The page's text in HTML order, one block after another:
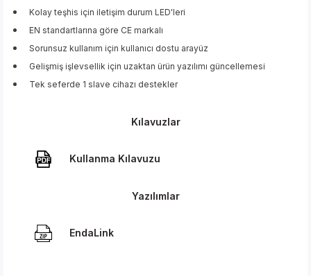
Kolay teşhis için iletişim durum LED'leri
EN standartlarına göre CE markalı
Sorunsuz kullanım için kullanıcı dostu arayüz
Gelişmiş işlevsellik için uzaktan ürün yazılımı güncellemesi
Tek seferde 1 slave cihazı destekler
Kılavuzlar
Kullanma Kılavuzu
Yazılımlar
EndaLink